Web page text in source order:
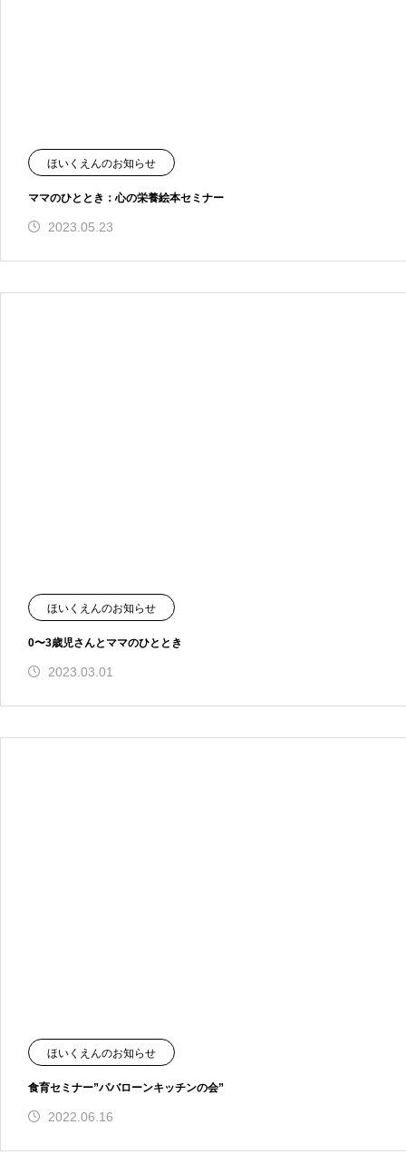
ほいくえんのお知らせ
ママのひととき：心の栄養絵本セミナー
2023.05.23
ほいくえんのお知らせ
0〜3歳児さんとママのひととき
2023.03.01
ほいくえんのお知らせ
食育セミナー”パバローンキッチンの会”
2022.06.16